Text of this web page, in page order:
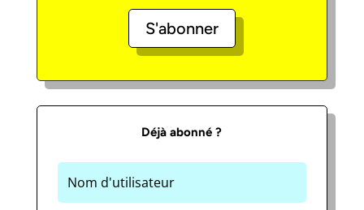
S'abonner
Déjà abonné ?